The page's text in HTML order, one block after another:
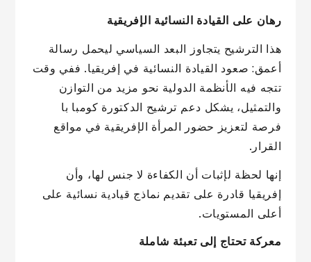
رهان على القيادة النسائية الإفريقية
هذا الترشيح يتجاوز البعد السياسي ليحمل رسالة
أعمق: صعود القيادة النسائية في إفريقيا. ففي وقت
تتجه فيه الأنظمة الدولية نحو مزيد من التوازن
والتمثيل، يشكل دعم ترشيح الدكتورة كومبا با
فرصة لتعزيز حضور المرأة الإفريقية في مواقع
القرار.
إنها لحظة لإثبات أن الكفاءة لا جنس لها، وأن
إفريقيا قادرة على تقديم نماذج قيادية نسائية على
أعلى المستويات.
معركة تحتاج إلى تعبئة شاملة